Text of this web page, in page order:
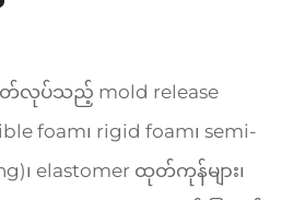
လုပ်သည့် mold release
foam၊ rigid foam၊ semi-
၊ elastomer ထုတ်ကုန်များ၊